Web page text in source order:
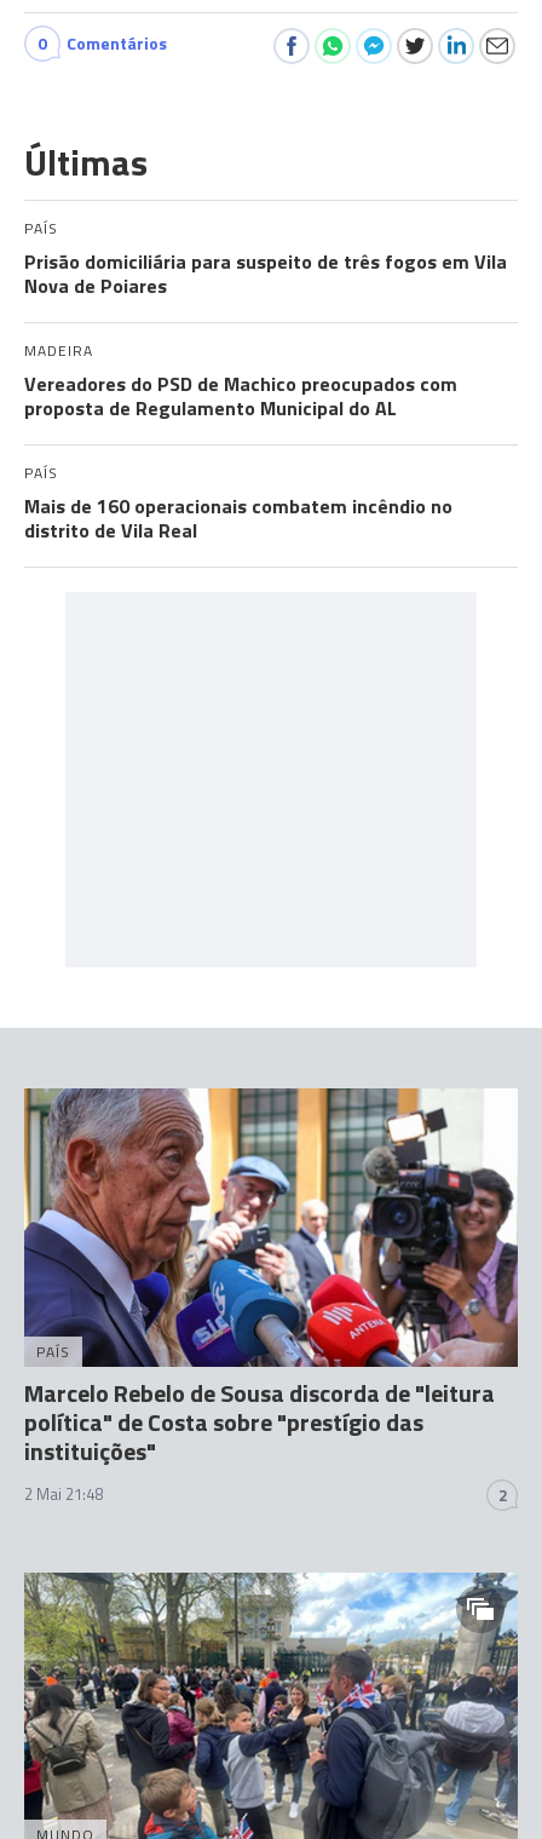
0 Comentários
Últimas
PAÍS
Prisão domiciliária para suspeito de três fogos em Vila
Nova de Poiares
MADEIRA
Vereadores do PSD de Machico preocupados com
proposta de Regulamento Municipal do AL
PAÍS
Mais de 160 operacionais combatem incêndio no
distrito de Vila Real
PAÍS
Marcelo Rebelo de Sousa discorda de "leitura
política" de Costa sobre "prestígio das
instituições"
2 Mai 21:48 2